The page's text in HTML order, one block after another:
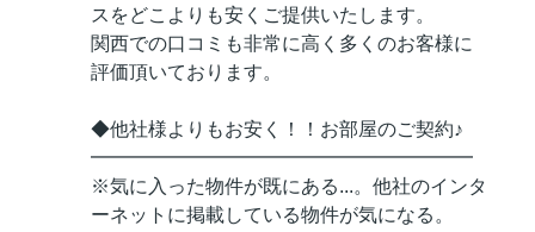
スをどこよりも安くご提供いたします。
関西での口コミも非常に高く多くのお客様に
評価頂いております。
◆他社様よりもお安く！！お部屋のご契約♪
━━━━━━━━━━━━━━━━━━━━
※気に入った物件が既にある...。他社のインタ
ーネットに掲載している物件が気になる。